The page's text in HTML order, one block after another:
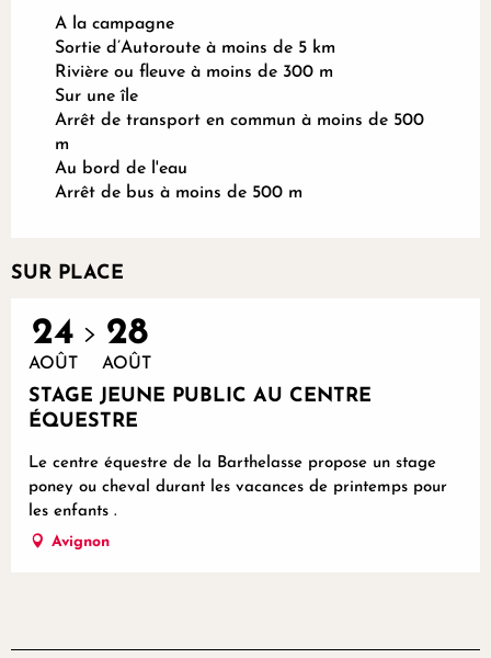
A la campagne
Sortie d’Autoroute à moins de 5 km
Rivière ou fleuve à moins de 300 m
Sur une île
Arrêt de transport en commun à moins de 500
m
Au bord de l'eau
Arrêt de bus à moins de 500 m
SUR PLACE
24
AOÛT
28
AOÛT
STAGE JEUNE PUBLIC AU CENTRE
ÉQUESTRE
Le centre équestre de la Barthelasse propose un stage
poney ou cheval durant les vacances de printemps pour
les enfants .
Avignon